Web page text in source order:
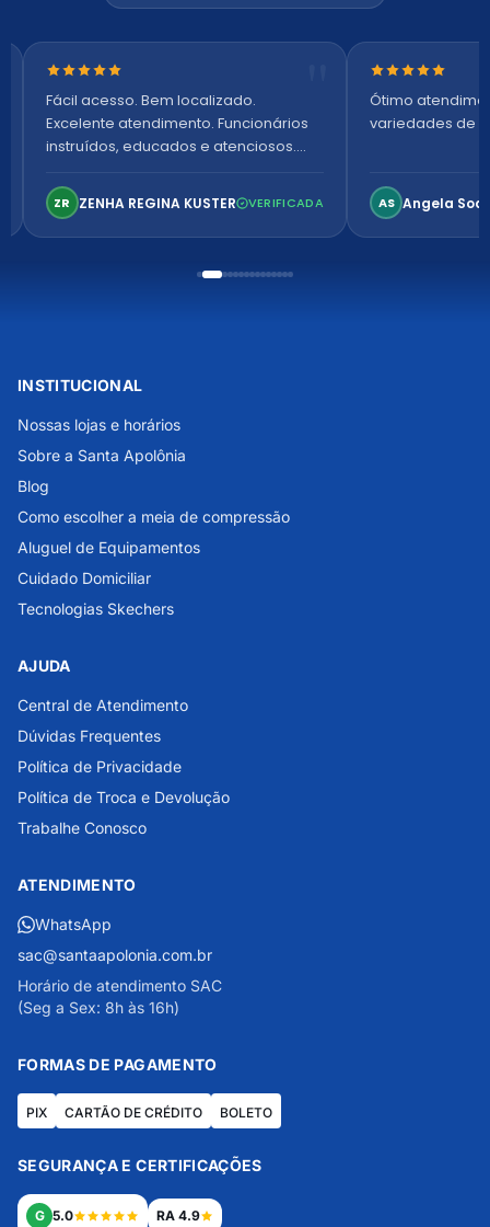
Nota 5 de 5 estrelas
Fácil acesso. Bem localizado.
Excelente atendimento. Funcionários
instruídos, educados e atenciosos.
confortável. Perfeito!
ZR ZENHA REGINA KUSTER VERIFICADA
Nota 5 de 5
Ótimo
variedades de
AS Angela
INSTITUCIONAL
Nossas lojas e horários
Sobre a Santa Apolônia
Blog
Como escolher a meia de compressão
Aluguel de Equipamentos
Cuidado Domiciliar
Tecnologias Skechers
AJUDA
Central de Atendimento
Dúvidas Frequentes
Política de Privacidade
Política de Troca e Devolução
Trabalhe Conosco
ATENDIMENTO
WhatsApp
sac@santaapolonia.com.br
Horário de atendimento SAC
(Seg a Sex: 8h às 16h)
FORMAS DE PAGAMENTO
PIX CARTÃO DE CRÉDITO BOLETO
SEGURANÇA E CERTIFICAÇÕES
G 5.0 RA 4.9